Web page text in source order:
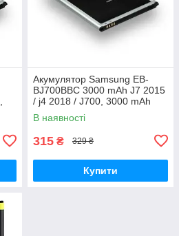
Акумулятор Samsung EB-
BJ700BBC 3000 mAh J7 2015
/ j4 2018 / J700, 3000 mAh
Original PRC
В наявності
315 ₴ 329 ₴
Купити